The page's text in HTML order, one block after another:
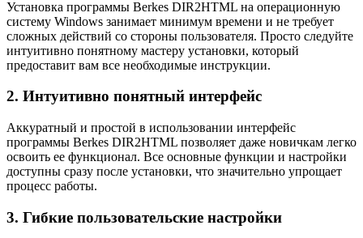
Установка программы Berkes DIR2HTML на операционную
систему Windows занимает минимум времени и не требует
сложных действий со стороны пользователя. Просто следуйте
интуитивно понятному мастеру установки, который
предоставит вам все необходимые инструкции.
2. Интуитивно понятный интерфейс
Аккуратный и простой в использовании интерфейс
программы Berkes DIR2HTML позволяет даже новичкам легко
освоить ее функционал. Все основные функции и настройки
доступны сразу после установки, что значительно упрощает
процесс работы.
3. Гибкие пользовательские настройки